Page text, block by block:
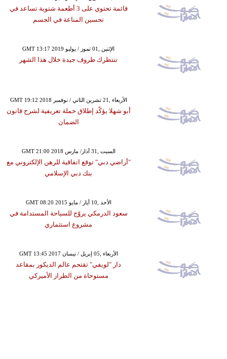
قائمة تحتوي على 3 أطعمة شتوية تساعد في
تحسين المناعة في الجسم
GMT 13:17 2019 الإثنين ,01 تموز / يوليو
تنتظرك ظروف جيدة خلال هذا الشهر
GMT 19:12 2018 الأربعاء ,21 تشرين الثاني / نوفمبر
أبو شهلا يؤكّد إطلاق حملة تعريفية لشرح قانون
الضمان
GMT 21:00 2018 السبت ,31 آذار/ مارس
"أراضي دبي" توقع اتفاقية للرهن الإلكتروني مع
بنك دبي الإسلامي
GMT 08:20 2015 الأحد ,10 أيار / مايو
سعود الدرمكي يروّج للسياحة المستدامة في
مشروع استثماري
GMT 13:45 2017 الأربعاء ,05 إبريل / نيسان
دار "لويفي" تقتحم عالم الديكور بمقاعد
مستوحاة من الطراز الأميركي